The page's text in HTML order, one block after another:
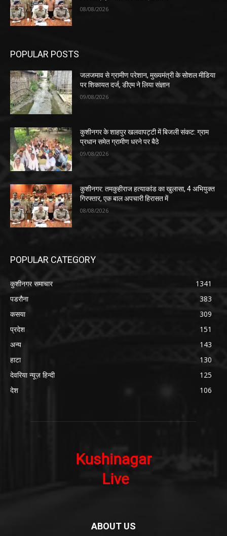
08/08/2026
POPULAR POSTS
जलजमाव से ग्रामीण परेशान, मुख्यमंत्री के सोशल मीडिया
पर शिकायत दर्ज, डीएम ने लिया संज्ञान
09/08/2026
कुशीनगर के शाहपुर खलवापट्टी में बिजली संकट: ग्राम
प्रधान समेत ग्रामीण धरने पर बैठे
09/08/2026
कुशीनगर: तमकुहीराज हत्याकांड का खुलासा, 4 अभियुक्त
गिरफ्तार, एक बाल अपचारी हिरासत में
08/08/2026
POPULAR CATEGORY
कुशीनगर समाचार
1341
पडरौना
383
कसया
309
प्रदेश
151
अन्य
143
हाटा
130
देवरिया न्यूज़ हिन्दी
125
देश
106
ABOUT US